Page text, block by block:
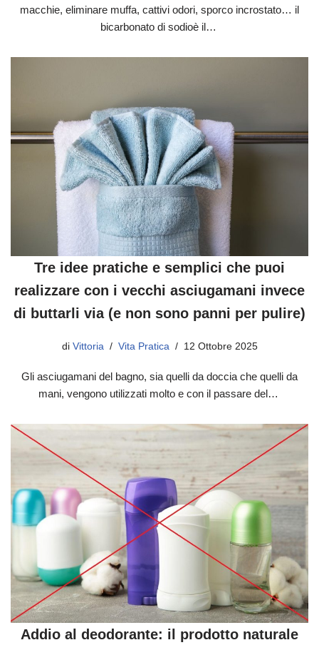
macchie, eliminare muffa, cattivi odori, sporco incrostato… il
bicarbonato di sodioè il…
Tre idee pratiche e semplici che puoi
realizzare con i vecchi asciugamani invece
di buttarli via (e non sono panni per pulire)
di Vittoria Vita Pratica 12 Ottobre 2025
Gli asciugamani del bagno, sia quelli da doccia che quelli da
mani, vengono utilizzati molto e con il passare del…
Addio al deodorante: il prodotto naturale